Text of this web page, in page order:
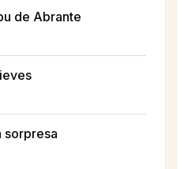
de Abrante
sorpresa